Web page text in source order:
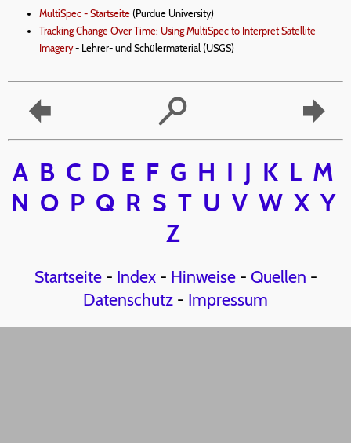
MultiSpec - Startseite (Purdue University)
Tracking Change Over Time: Using MultiSpec to Interpret Satellite
Imagery- Lehrer- und Schülermaterial (USGS)
A B C D E F G H I J K L M
N O P Q R S T U V W X Y
Z
Startseite- Index- Hinweise- Quellen -
Datenschutz - Impressum